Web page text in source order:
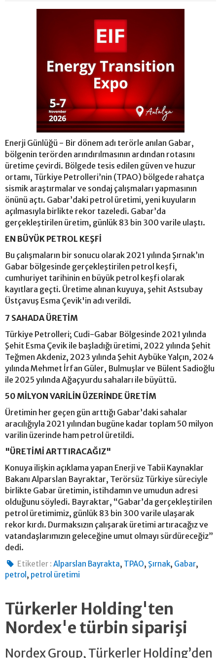
Enerji Günlüğü - Bir dönem adı terörle anılan Gabar,
bölgenin terörden arındırılmasının ardından rotasını
üretime çevirdi. Bölgede tesis edilen güven ve huzur
ortamı, Türkiye Petrolleri’nin (TPAO) bölgede rahatça
sismik araştırmalar ve sondaj çalışmaları yapmasının
önünü açtı. Gabar’daki petrol üretimi, yeni kuyuların
açılmasıyla birlikte rekor tazeledi. Gabar’da
gerçekleştirilen üretim, günlük 83 bin 300 varile ulaştı.
EN BÜYÜK PETROL KEŞFİ
Bu çalışmaların bir sonucu olarak 2021 yılında Şırnak’ın
Gabar bölgesinde gerçekleştirilen petrol keşfi,
cumhuriyet tarihinin en büyük petrol keşfi olarak
kayıtlara geçti. Üretime alınan kuyuya, şehit Astsubay
Üstçavuş Esma Çevik'in adı verildi.
7 SAHADA ÜRETİM
Türkiye Petrolleri; Cudi-Gabar Bölgesinde 2021 yılında
Şehit Esma Çevik ile başladığı üretimi, 2022 yılında Şehit
Teğmen Akdeniz, 2023 yılında Şehit Aybüke Yalçın, 2024
yılında Mehmet İrfan Güler, Bulmuşlar ve Bülent Sadioğlu
ile 2025 yılında Ağaçyurdu sahaları ile büyüttü.
50 MİLYON VARİLİN ÜZERİNDE ÜRETİM
Üretimin her geçen gün arttığı Gabar’daki sahalar
aracılığıyla 2021 yılından bugüne kadar toplam 50 milyon
varilin üzerinde ham petrol üretildi.
"ÜRETİMİ ARTTIRACAĞIZ"
Konuya ilişkin açıklama yapan Enerji ve Tabii Kaynaklar
Bakanı Alparslan Bayraktar, Terörsüz Türkiye süreciyle
birlikte Gabar üretimin, istihdamın ve umudun adresi
olduğunu söyledi. Bayraktar, “Gabar’da gerçekleştirilen
petrol üretimimiz, günlük 83 bin 300 varile ulaşarak
rekor kırdı. Durmaksızın çalışarak üretimi artıracağız ve
vatandaşlarımızın geleceğine umut olmayı sürdüreceğiz”
dedi.
Etiketler : Alparslan Bayrakta, TPAO, Şırnak, Gabar,
petrol , petrol üretimi
Türkerler Holding'ten
Nordex'e türbin siparişi
Nordex Group, Türkerler Holding’den